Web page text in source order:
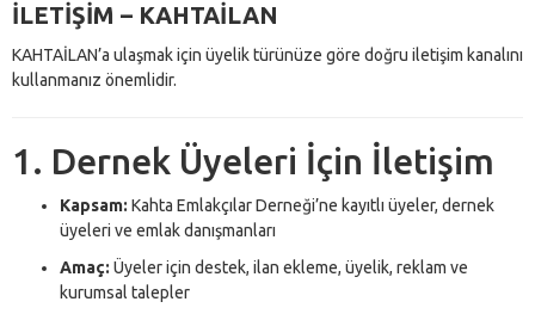
İLETİŞİM – KAHTAİLAN
KAHTAİLAN’a ulaşmak için üyelik türünüze göre doğru iletişim kanalını
kullanmanız önemlidir.
1. Dernek Üyeleri İçin İletişim
Kapsam: Kahta Emlakçılar Derneği’ne kayıtlı üyeler, dernek
üyeleri ve emlak danışmanları
Amaç: Üyeler için destek, ilan ekleme, üyelik, reklam ve
kurumsal talepler